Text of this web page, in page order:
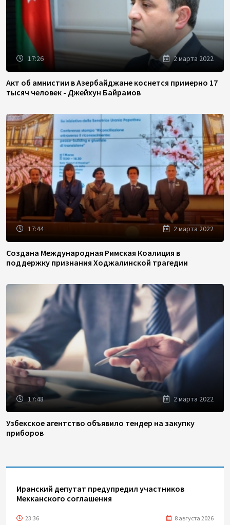
17:26 2 марта 2022
Акт об амнистии в Азербайджане коснется примерно 17
тысяч человек - Джейхун Байрамов
17:44 2 марта 2022
Создана Международная Римская Коалиция в
поддержку признания Ходжалинской трагедии
17:48 2 марта 2022
Узбекское агентство объявило тендер на закупку
приборов
Иранский депутат предупредил участников
Мекканского соглашения
23:36 8 августа 2026